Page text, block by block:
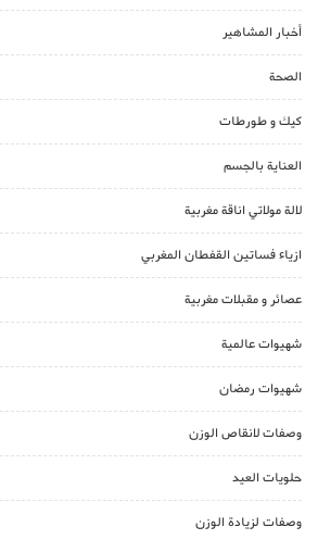
أخبار المشاهير
الصحة
كيك و طورطات
العناية بالجسم
لالة مولاتي اناقة مغربية
ازياء فساتين القفطان المغربي
عصائر و مقبلات مغربية
شهيوات عالمية
شهيوات رمضان
وصفات لانقاص الوزن
حلويات العيد
وصفات لزيادة الوزن